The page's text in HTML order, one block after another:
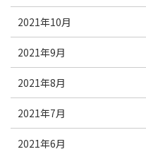
2021年10月
2021年9月
2021年8月
2021年7月
2021年6月